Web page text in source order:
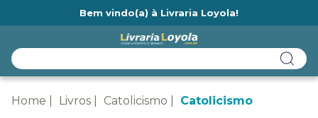
Bem vindo(a) à Livraria Loyola!
Home Livros Catolicismo Catolicismo